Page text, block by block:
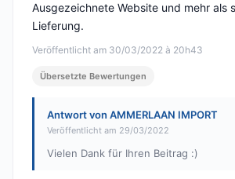
Veröffentlicht am 30/03/2022 à 20h43
Ausgezeichnete Website und mehr als
Lieferung.
Übersetzte Bewertungen
Antwort von AMMERLAAN IMPORT
Veröffentlicht am 29/03/2022
Vielen Dank für Ihren Beitrag :)